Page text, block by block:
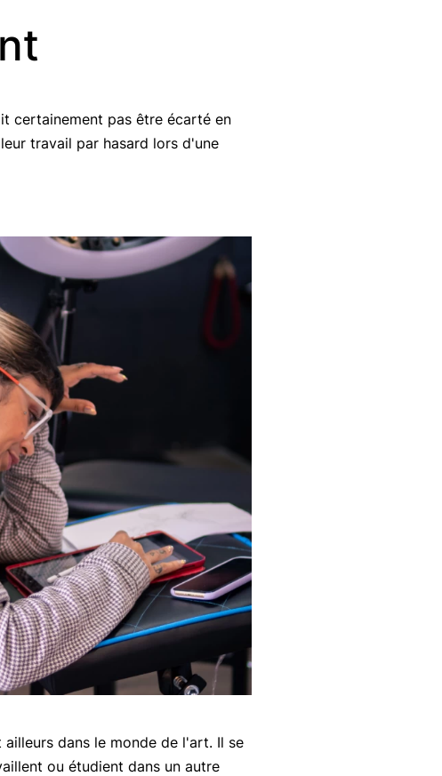
certainement pas être écarté en
travail par hasard lors d'une
dans le monde de l'art. Il se
ou étudient dans un autre